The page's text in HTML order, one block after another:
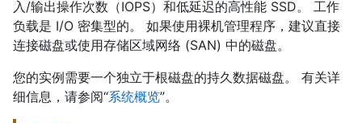
入/输出操作次数（IOPS）和低延迟的高性能 SSD。 工作
负载是 I/O 密集型的。 如果使用裸机管理程序，建议直接
连接磁盘或使用存储区域网络 (SAN) 中的磁盘。
您的实例需要一个独立于根磁盘的持久数据磁盘。 有关详
细信息，请参阅“系统概览”。